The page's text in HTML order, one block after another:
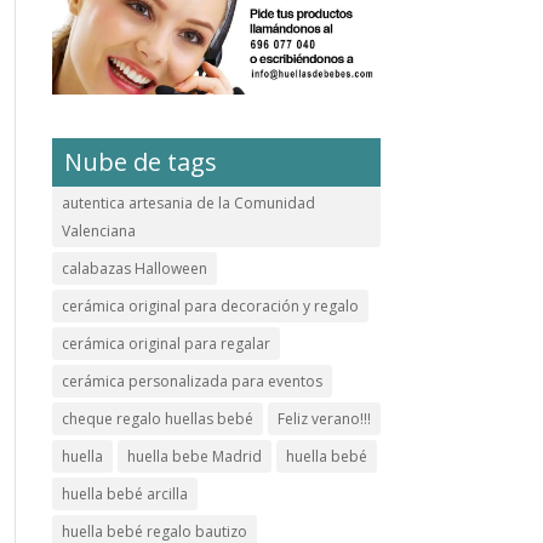
Nube de tags
autentica artesania de la Comunidad
Valenciana
calabazas Halloween
cerámica original para decoración y regalo
cerámica original para regalar
cerámica personalizada para eventos
cheque regalo huellas bebé
Feliz verano!!!
huella
huella bebe Madrid
huella bebé
huella bebé arcilla
huella bebé regalo bautizo